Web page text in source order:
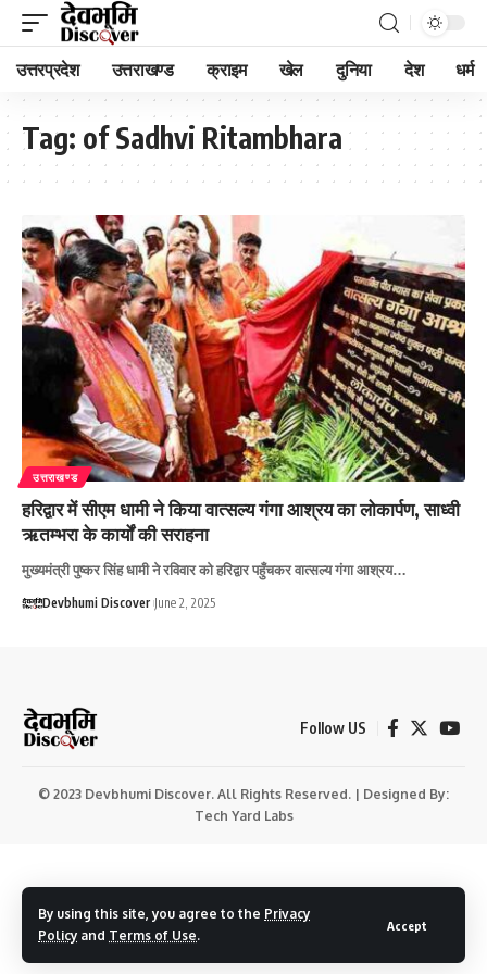
By using this site, you agree to the Privacy
Policy and Terms of Use.
Accept
उत्तरप्रदेश उत्तराखण्ड क्राइम खेल दुनिया देश धर्म
Tag: of Sadhvi Ritambhara
उत्तराखण्ड
हरिद्वार में सीएम धामी ने किया वात्सल्य गंगा आश्रय का लोकार्पण, साध्वी
ऋतम्भरा के कार्यों की सराहना
मुख्यमंत्री पुष्कर सिंह धामी ने रविवार को हरिद्वार पहुँचकर वात्सल्य गंगा आश्रय…
Devbhumi Discover June 2, 2025
Follow US
© 2023 Devbhumi Discover. All Rights Reserved. | Designed By:
Tech Yard Labs